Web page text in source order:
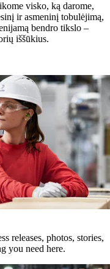
visko, ką darome,
ir asmeninį tobulėjimą,
bendro tikslo –
iššūkius.
releases, photos, stories,
you need here.